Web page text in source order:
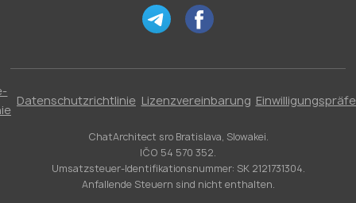
Datenschutzrichtlinie Lizenzvereinbarung
ChatArchitect sro Bratislava, Slowakei.
IČO 54 570 352.
Umsatzsteuer-Identifikationsnummer: SK 2121731304.
Anfallende Steuern sind nicht enthalten.